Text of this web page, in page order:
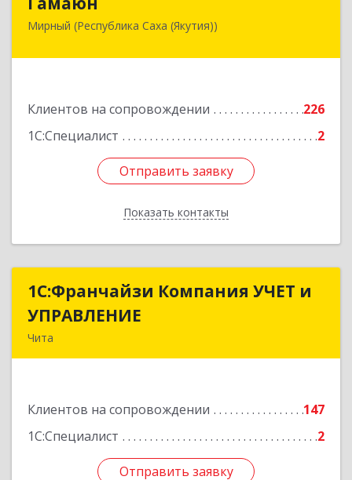
Мирный (Республика Саха (Якутия))
Клиентов на сопровождении
226
1С:Специалист
2
Отправить заявку
Показать контакты
678170, Саха /Якутия/ Респ, Мирнинский у,
Подробнее
Отправить заявку
Назад
1С:Франчайзи Компания УЧЕТ и
УПРАВЛЕНИЕ
Чита
Клиентов на сопровождении
147
1С:Специалист
2
Отправить заявку
1С:Франчайзи Компания УЧЕТ и
Подробнее
Отправить заявку